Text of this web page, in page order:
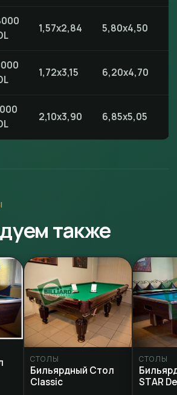
1,57x2,84 5,80x4,50
1,72x3,15 6,20x4,70
2,10x3,90 6,85x5,05
также
СТОЛЫ
Бильярдный Стол
Classic
СТОЛЫ
STAR